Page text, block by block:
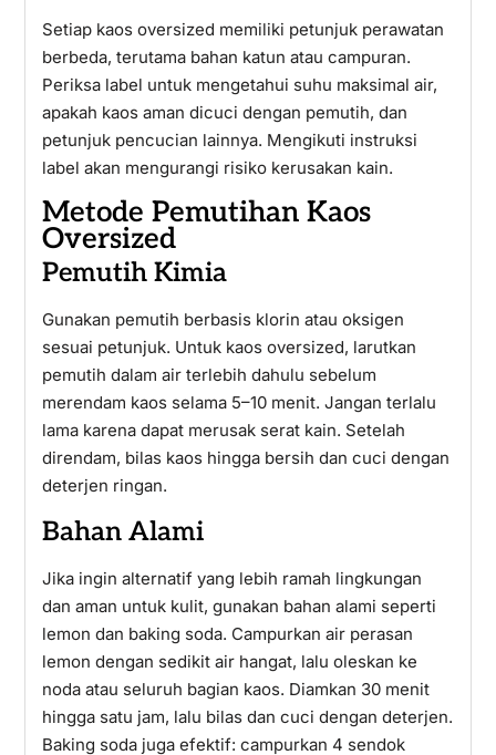
Setiap kaos oversized memiliki petunjuk perawatan
berbeda, terutama bahan katun atau campuran.
Periksa label untuk mengetahui suhu maksimal air,
apakah kaos aman dicuci dengan pemutih, dan
petunjuk pencucian lainnya. Mengikuti instruksi
label akan mengurangi risiko kerusakan kain.
Metode Pemutihan Kaos
Oversized
Pemutih Kimia
Gunakan pemutih berbasis klorin atau oksigen
sesuai petunjuk. Untuk kaos oversized, larutkan
pemutih dalam air terlebih dahulu sebelum
merendam kaos selama 5–10 menit. Jangan terlalu
lama karena dapat merusak serat kain. Setelah
direndam, bilas kaos hingga bersih dan cuci dengan
deterjen ringan.
Bahan Alami
Jika ingin alternatif yang lebih ramah lingkungan
dan aman untuk kulit, gunakan bahan alami seperti
lemon dan baking soda. Campurkan air perasan
lemon dengan sedikit air hangat, lalu oleskan ke
noda atau seluruh bagian kaos. Diamkan 30 menit
hingga satu jam, lalu bilas dan cuci dengan deterjen.
Baking soda juga efektif: campurkan 4 sendok